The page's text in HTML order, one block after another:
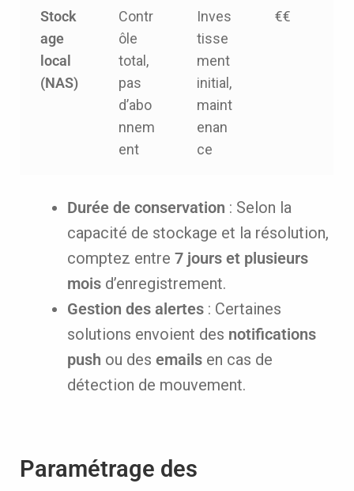
Stock
age
local
(NAS)
Contr
ôle
total,
pas
d’abo
nnem
ent
Inves
tisse
ment
initial,
maint
enan
ce
€€
Durée de conservation : Selon la
capacité de stockage et la résolution,
comptez entre7 jours et plusieurs
mois d’enregistrement.
Gestion des alertes : Certaines
solutions envoient des notifications
push ou desemails en cas de
détection de mouvement.
Paramétrage des